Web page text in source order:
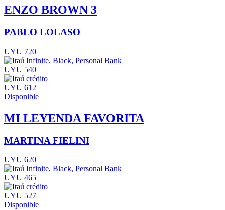
ENZO BROWN 3
PABLO LOLASO
UYU 720
UYU 540
UYU 612
Disponible
MI LEYENDA FAVORITA
MARTINA FIELINI
UYU 620
UYU 465
UYU 527
Disponible